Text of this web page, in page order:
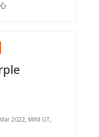
Mar 2022, MINI GT,